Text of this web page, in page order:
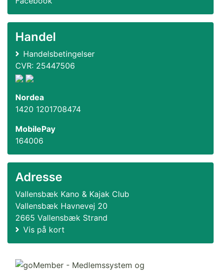
Handel
Handelsbetingelser
CVR: 25447506
Nordea
1420 1201708474
MobilePay
164006
Adresse
Vallensbæk Kano & Kajak Club
Vallensbæk Havnevej 20
2665 Vallensbæk Strand
Vis på kort